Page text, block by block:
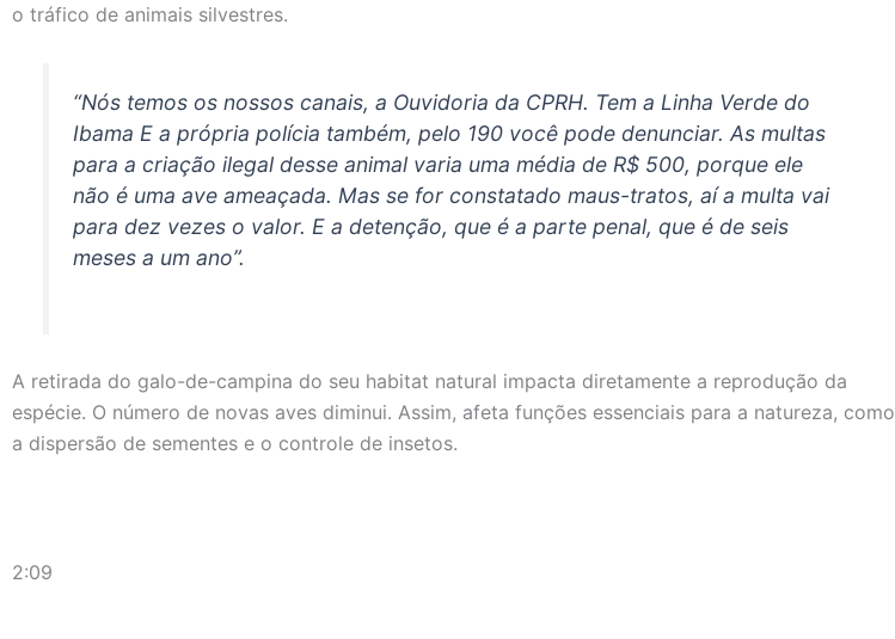
o tráfico de animais silvestres.
“Nós temos os nossos canais, a Ouvidoria da CPRH. Tem a Linha Verde do
Ibama E a própria polícia também, pelo 190 você pode denunciar. As multas
para a criação ilegal desse animal varia uma média de R$ 500, porque ele
não é uma ave ameaçada. Mas se for constatado maus-tratos, aí a multa vai
para dez vezes o valor. E a detenção, que é a parte penal, que é de seis
meses a um ano”.
A retirada do galo-de-campina do seu habitat natural impacta diretamente a reprodução da
espécie. O número de novas aves diminui. Assim, afeta funções essenciais para a natureza, como
a dispersão de sementes e o controle de insetos.
2:09